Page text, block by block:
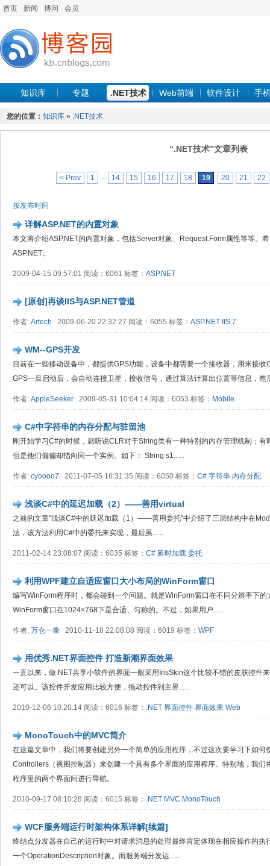
首页 新闻 博问 会员
知识库 专题 .NET技术 Web前端 软件设计 手
您的位置： 知识库 » .NET技术
“.NET技术”文章列表
< Prev 1 ··· 14 15 16 17 18 19 20 21 22
按发布时间
详解ASP.NET的内置对象
本文将介绍ASP.NET的内置对象，包括Server对象、Request.Form属性等等。
ASP.NET。
2009-04-15 09:57:01 阅读：6061 标签： ASP.NET
[原创]再谈IIS与ASP.NET管道
作者: Artech 2009-06-20 22:32:27 阅读：6055 标签： ASP.NET IIS 7
WM--GPS开发
目前在一些移动设备中，都提供GPS功能，设备中都需要一个接收器，用来接
GPS一旦启动后，会自动连接卫星，接收信号，通过算法计算出位置等信息，然
作者: AppleSeeker 2009-05-31 10:04:14 阅读：6053 标签： Mobile
C#中字符串的内存分配与驻留池
刚开始学习C#的时候，就听说CLR对于String类有一种特别的内存管理机制：
但是他们偏偏却指向同一个实例。如下： String s1......
作者: cyoooo7 2011-07-05 16:31:35 阅读：6050 标签： C# 字符串 内存分配
浅谈C#中的延迟加载（2）——善用virtual
之前的文章"浅谈C#中的延迟加载（1）——善用委托"中介绍了三层结构中在
法，该方法利用C#中的委托来实现，最后虽......
2011-02-14 23:08:07 阅读：6035 标签： C# 延时加载 委托
利用WPF建立自适应窗口大小布局的WinForm窗口
编写WinForm程序时，都会碰到一个问题。就是WinForm窗口在不同分辨率下
WinForm窗口在1024×768下是合适、匀称的。不过，如果用户......
作者: 万仓一黍 2010-11-18 22:08:08 阅读：6019 标签： WPF
用优秀.NET界面控件 打造新潮界面效果
一直以来，做.NET共享小软件的界面一般采用IrisSkin这个比较不错的皮肤控件
还可以。该控件开发应用比较方便，拖动控件到主界......
2010-12-06 10:20:14 阅读：6016 标签： .NET 界面控件 界面效果 Web
MonoTouch中的MVC简介
在这篇文章中，我们将要创建另外一个简单的应用程序，不过这次要学习下如何
Controllers（视图控制器）来创建一个具有多个界面的应用程序。特别地，我
程序里的两个界面间进行导航。
2010-09-17 08:10:28 阅读：6015 标签： .NET MVC MonoTouch
WCF服务端运行时架构体系详解[续篇]
终结点分发器在自己的运行时中对请求消息的处理最终肯定体现在相应操作的
一个OperationDescription对象。而服务端分发运......